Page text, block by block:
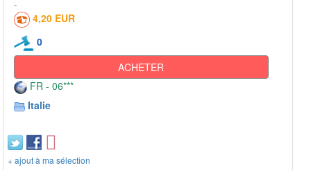
4,20 EUR
0
ACHETER
FR - 06***
Italie
+ ajout à ma sélection